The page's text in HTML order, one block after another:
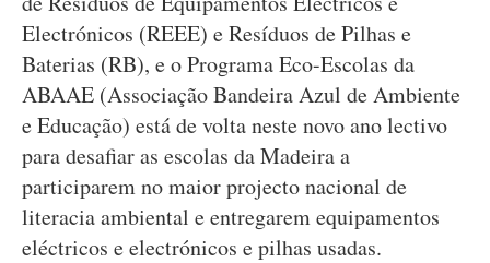
Electrónicos (REEE) e Resíduos de Pilhas e
Baterias (RB), e o Programa Eco-Escolas da
ABAAE (Associação Bandeira Azul de Ambiente
e Educação) está de volta neste novo ano lectivo
para desafiar as escolas da Madeira a
participarem no maior projecto nacional de
literacia ambiental e entregarem equipamentos
eléctricos e electrónicos e pilhas usadas.